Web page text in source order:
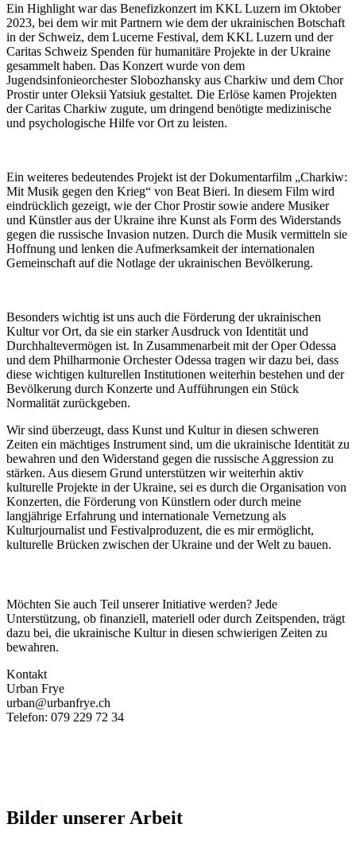
Ein Highlight war das Benefizkonzert im KKL Luzern im Oktober
2023, bei dem wir mit Partnern wie dem der ukrainischen Botschaft
in der Schweiz, dem Lucerne Festival, dem KKL Luzern und der
Caritas Schweiz Spenden für humanitäre Projekte in der Ukraine
gesammelt haben. Das Konzert wurde von dem
Jugendsinfonieorchester Slobozhansky aus Charkiw und dem Chor
Prostir unter Oleksii Yatsiuk gestaltet. Die Erlöse kamen Projekten
der Caritas Charkiw zugute, um dringend benötigte medizinische
und psychologische Hilfe vor Ort zu leisten.
Ein weiteres bedeutendes Projekt ist der Dokumentarfilm „Charkiw:
Mit Musik gegen den Krieg“ von Beat Bieri. In diesem Film wird
eindrücklich gezeigt, wie der Chor Prostir sowie andere Musiker
und Künstler aus der Ukraine ihre Kunst als Form des Widerstands
gegen die russische Invasion nutzen. Durch die Musik vermitteln sie
Hoffnung und lenken die Aufmerksamkeit der internationalen
Gemeinschaft auf die Notlage der ukrainischen Bevölkerung.
Besonders wichtig ist uns auch die Förderung der ukrainischen
Kultur vor Ort, da sie ein starker Ausdruck von Identität und
Durchhaltevermögen ist. In Zusammenarbeit mit der Oper Odessa
und dem Philharmonie Orchester Odessa tragen wir dazu bei, dass
diese wichtigen kulturellen Institutionen weiterhin bestehen und der
Bevölkerung durch Konzerte und Aufführungen ein Stück
Normalität zurückgeben.
Wir sind überzeugt, dass Kunst und Kultur in diesen schweren
Zeiten ein mächtiges Instrument sind, um die ukrainische Identität zu
bewahren und den Widerstand gegen die russische Aggression zu
stärken. Aus diesem Grund unterstützen wir weiterhin aktiv
kulturelle Projekte in der Ukraine, sei es durch die Organisation von
Konzerten, die Förderung von Künstlern oder durch meine
langjährige Erfahrung und internationale Vernetzung als
Kulturjournalist und Festivalproduzent, die es mir ermöglicht,
kulturelle Brücken zwischen der Ukraine und der Welt zu bauen.
Möchten Sie auch Teil unserer Initiative werden? Jede
Unterstützung, ob finanziell, materiell oder durch Zeitspenden, trägt
dazu bei, die ukrainische Kultur in diesen schwierigen Zeiten zu
bewahren.
Kontakt
Urban Frye
urban@urbanfrye.ch
Telefon: 079 229 72 34
Bilder unserer Arbeit